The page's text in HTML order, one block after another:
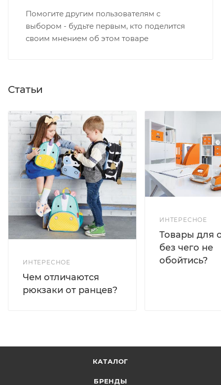
Помогите другим пользователям с
выбором - будьте первым, кто поделится
своим мнением об этом товаре
Статьи
ИНТЕРЕСНОЕ
Чем отличаются
рюкзаки от ранцев?
ИНТЕРЕСНОЕ
Товары для
без чего не
обойтись?
КАТАЛОГ
БРЕНДЫ